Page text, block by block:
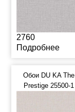
2760
Подробнее
Обои DU KA The
Prestige 25500-1